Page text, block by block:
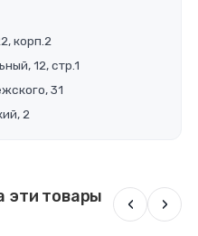
корп.2
12, стр.1
31
2
эти товары
‹ ›